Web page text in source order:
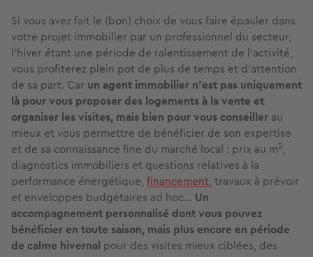
Si vous avez fait le (bon) choix de vous faire épauler dans
votre projet immobilier par un professionnel du secteur,
l’hiver étant une période de ralentissement de l’activité,
vous profiterez plein pot de plus de temps et d’attention
de sa part. Car un agent immobilier n’est pas uniquement
là pour vous proposer des logements à la vente et
organiser les visites, mais bien pour vous conseiller au
mieux et vous permettre de bénéficier de son expertise
et de sa connaissance fine du marché local : prix au m2,
diagnostics immobiliers et questions relatives à la
performance énergétique, financement, travaux à prévoir
et enveloppes budgétaires ad hoc... Un
accompagnement personnalisé dont vous pouvez
bénéficier en toute saison, mais plus encore en période
de calme hivernal pour des visites mieux ciblées, des